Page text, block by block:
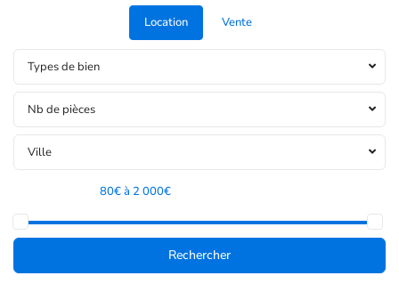
Location Vente
Types de bien
Nb de pièces
Ville
80€ à 2 000€